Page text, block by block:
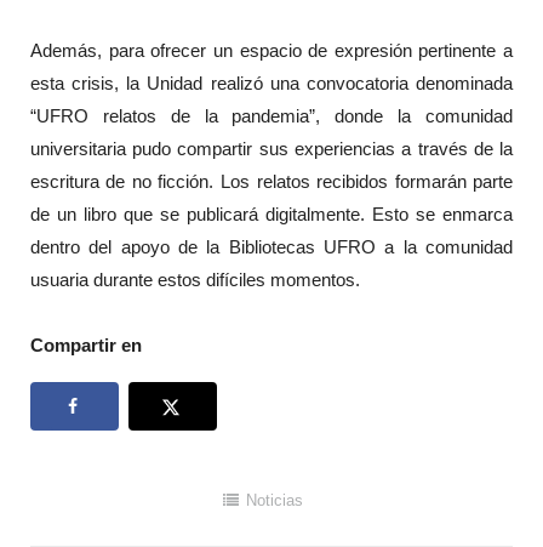
Además, para ofrecer un espacio de expresión pertinente a
esta crisis, la Unidad realizó una convocatoria denominada
“UFRO relatos de la pandemia”, donde la comunidad
universitaria pudo compartir sus experiencias a través de la
escritura de no ficción. Los relatos recibidos formarán parte
de un libro que se publicará digitalmente. Esto se enmarca
dentro del apoyo de la Bibliotecas UFRO a la comunidad
usuaria durante estos difíciles momentos.
Compartir en
Noticias